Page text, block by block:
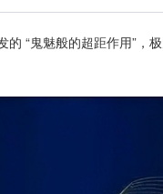
“鬼魅般的超距作用”，